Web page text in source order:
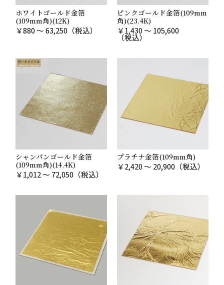
ホワイトゴールド金箔
(109mm角)(12K)
￥880 ～ 63,250 （税込）
ピンクゴールド金箔(109mm
角)(23.4K)
￥1,430 ～ 105,600
（税込）
シャンパンゴールド金箔
(109mm角)(14.4K)
￥1,012 ～ 72,050 （税込）
プラチナ金箔(109mm角)
￥2,420 ～ 20,900 （税込）